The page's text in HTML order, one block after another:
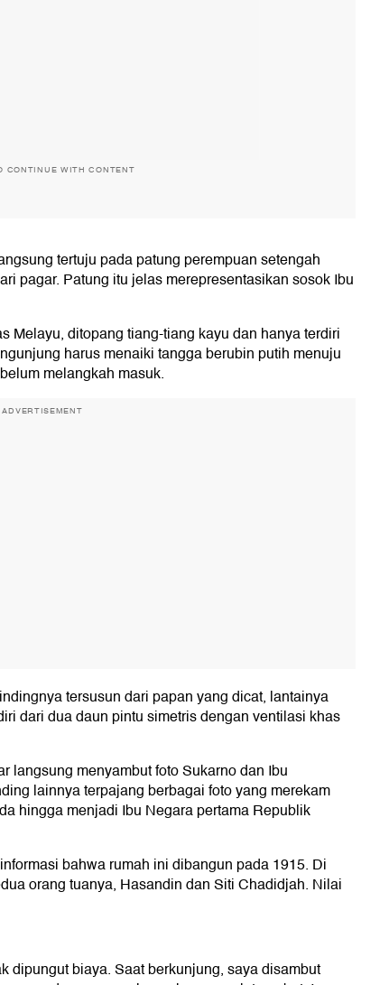
CONTINUE WITH CONTENT
tertuju pada patung perempuan setengah
pagar. Patung itu jelas merepresentasikan sosok Ibu
Melayu, ditopang tiang-tiang kayu dan hanya terdiri
harus menaiki tangga berubin putih menuju
melangkah masuk.
ADVERTISEMENT
tersusun dari papan yang dicat, lantainya
dari dua daun pintu simetris dengan ventilasi khas
langsung menyambut foto Sukarno dan Ibu
lainnya terpajang berbagai foto yang merekam
hingga menjadi Ibu Negara pertama Republik
bahwa rumah ini dibangun pada 1915. Di
orang tuanya, Hasandin dan Siti Chadidjah. Nilai
dipungut biaya. Saat berkunjung, saya disambut